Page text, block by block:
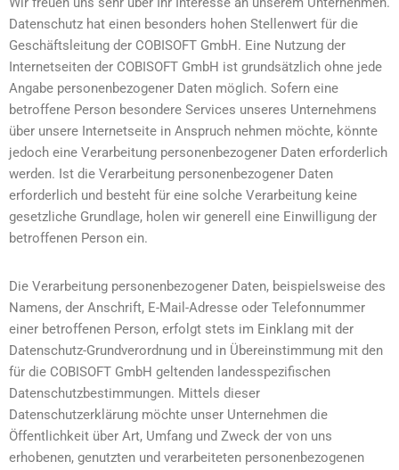
Datenschutz hat einen besonders hohen Stellenwert für die
Geschäftsleitung der COBISOFT GmbH. Eine Nutzung der
Internetseiten der COBISOFT GmbH ist grundsätzlich ohne jede
Angabe personenbezogener Daten möglich. Sofern eine
betroffene Person besondere Services unseres Unternehmens
über unsere Internetseite in Anspruch nehmen möchte, könnte
jedoch eine Verarbeitung personenbezogener Daten erforderlich
werden. Ist die Verarbeitung personenbezogener Daten
erforderlich und besteht für eine solche Verarbeitung keine
gesetzliche Grundlage, holen wir generell eine Einwilligung der
betroffenen Person ein.
Die Verarbeitung personenbezogener Daten, beispielsweise des
Namens, der Anschrift, E-Mail-Adresse oder Telefonnummer
einer betroffenen Person, erfolgt stets im Einklang mit der
Datenschutz-Grundverordnung und in Übereinstimmung mit den
für die COBISOFT GmbH geltenden landesspezifischen
Datenschutzbestimmungen. Mittels dieser
Datenschutzerklärung möchte unser Unternehmen die
Öffentlichkeit über Art, Umfang und Zweck der von uns
erhobenen, genutzten und verarbeiteten personenbezogenen